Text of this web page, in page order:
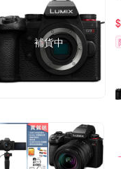
補貨中
$